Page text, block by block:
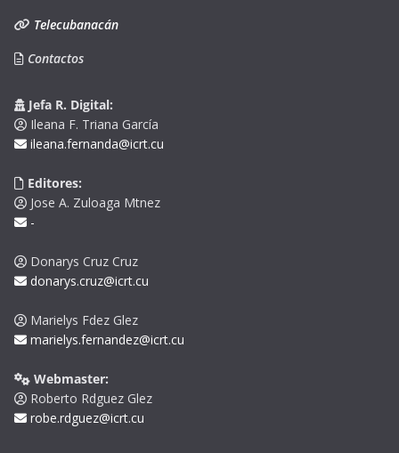
Telecubanacán
Contactos
Jefa R. Digital:
Ileana F. Triana García
ileana.fernanda@icrt.cu
Editores:
Jose A. Zuloaga Mtnez
-
Donarys Cruz Cruz
donarys.cruz@icrt.cu
Marielys Fdez Glez
marielys.fernandez@icrt.cu
Webmaster:
Roberto Rdguez Glez
robe.rdguez@icrt.cu